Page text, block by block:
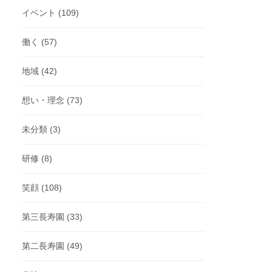
イベント (109)
働く (57)
地域 (42)
想い・理念 (73)
未分類 (3)
研修 (8)
笑顔 (108)
第三長寿園 (33)
第二長寿園 (49)